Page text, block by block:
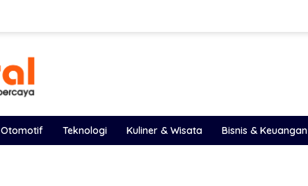
Otomotif Teknologi Kuliner & Wisata Bisnis & Keuangan